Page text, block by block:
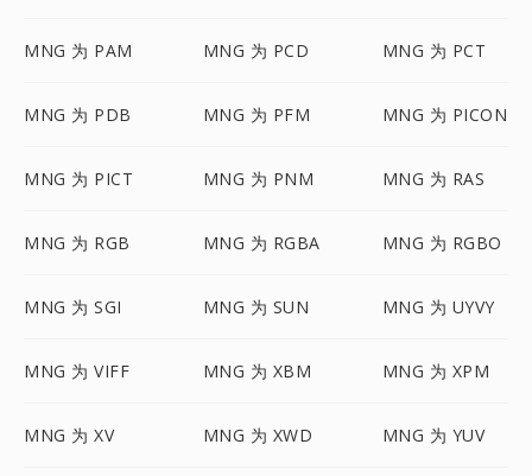
MNG 为 PAM MNG 为 PCD MNG 为 PCT
MNG 为 PDB MNG 为 PFM MNG 为 PICON
MNG 为 PICT MNG 为 PNM MNG 为 RAS
MNG 为 RGB MNG 为 RGBA MNG 为 RGBO
MNG 为 SGI MNG 为 SUN MNG 为 UYVY
MNG 为 VIFF MNG 为 XBM MNG 为 XPM
MNG 为 XV MNG 为 XWD MNG 为 YUV